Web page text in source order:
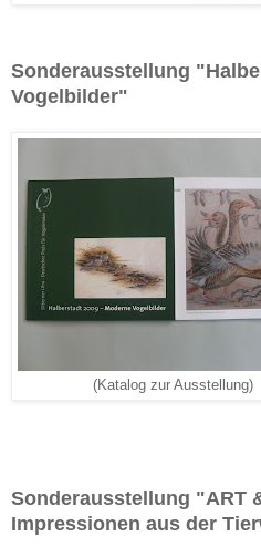
Sonderausstellung
Vogelbilder"
(Katalog zur Ausstellung)
Sonderausstellung "ART
Impressionen aus der